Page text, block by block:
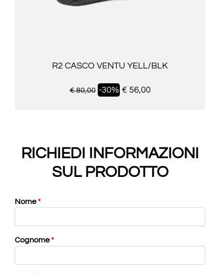
R2 CASCO VENTU YELL/BLK
€ 80,00 -30% € 56,00
RICHIEDI INFORMAZIONI
SUL PRODOTTO
Nome*
Cognome*